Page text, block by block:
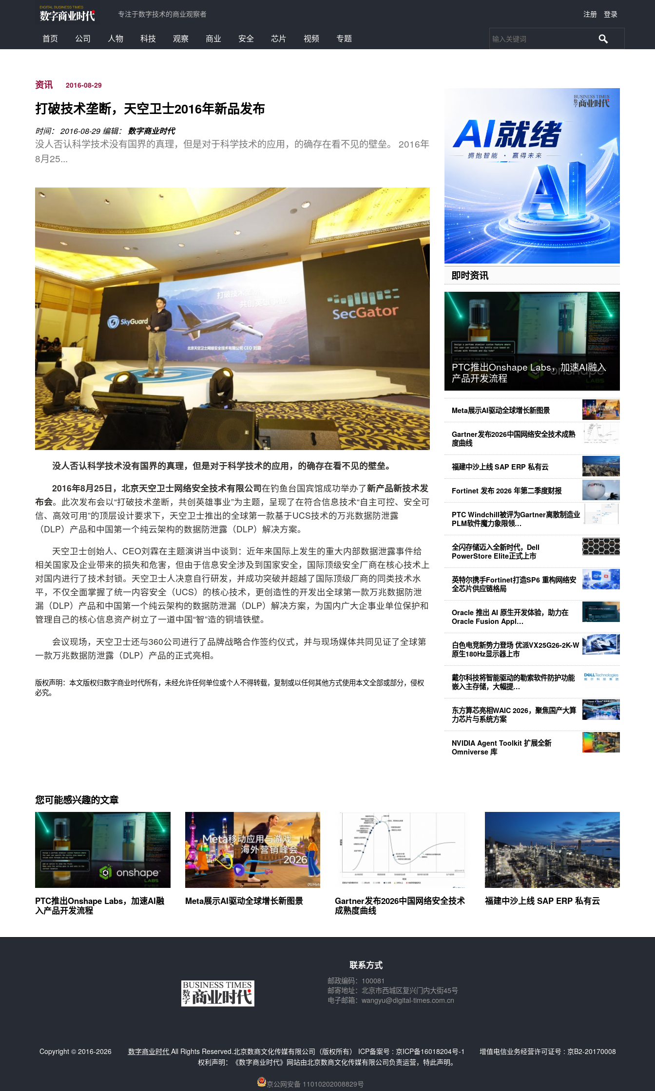
专注于数字技术的商业观察者 注册 登录
首页 公司 人物 科技 观察 商业 安全 芯片 视频 专题
资讯 2016-08-29
打破技术垄断，天空卫士2016年新品发布
时间： 2016-08-29编辑： 数字商业时代
没人否认科学技术没有国界的真理，但是对于科学技术的应用，的确存在看不见的壁垒。 2016年
8月25...
没人否认科学技术没有国界的真理，但是对于科学技术的应用，的确存在看不见的壁垒。
2016年8月25日，北京天空卫士网络安全技术有限公司在钓鱼台国宾馆成功举办了新产品新技术发
布会。此次发布会以“打破技术垄断，共创英雄事业”为主题，呈现了在符合信息技术“自主可控、安全可
信、高效可用”的顶层设计要求下，天空卫士推出的全球第一款基于UCS技术的万兆数据防泄露
（DLP）产品和中国第一个纯云架构的数据防泄露（DLP）解决方案。
天空卫士创始人、CEO刘霖在主题演讲当中谈到：近年来国际上发生的重大内部数据泄露事件给
相关国家及企业带来的损失和危害，但由于信息安全涉及到国家安全，国际顶级安全厂商在核心技术上
对国内进行了技术封锁。天空卫士人决意自行研发，并成功突破并超越了国际顶级厂商的同类技术水
平，不仅全面掌握了统一内容安全（UCS）的核心技术，更创造性的开发出全球第一款万兆数据防泄
漏（DLP）产品和中国第一个纯云架构的数据防泄漏（DLP）解决方案，为国内广大企事业单位保护和
管理自己的核心信息资产树立了一道中国“智”造的铜墙铁壁。
会议现场，天空卫士还与360公司进行了品牌战略合作签约仪式，并与现场媒体共同见证了全球第
一款万兆数据防泄露（DLP）产品的正式亮相。
版权声明：本文版权归数字商业时代所有，未经允许任何单位或个人不得转载，复制或以任何其他方式使用本文全部或部分，侵权
必究。
即时资讯
PTC推出Onshape Labs，加速AI融入
产品开发流程
Meta展示AI驱动全球增长新图景
Gartner发布2026中国网络安全技术成熟
度曲线
福建中沙上线 SAP ERP 私有云
Fortinet 发布 2026 年第二季度财报
PTC Windchill被评为Gartner离散制造业
PLM软件魔力象限领…
全闪存储迈入全新时代，Dell
PowerStore Elite正式上市
英特尔携手Fortinet打造SP6 重构网络安
全芯片供应链格局
Oracle 推出 AI 原生开发体验，助力在
Oracle Fusion Appl…
白色电竞新势力登场 优派VX25G26-2K-W
原生180Hz显示器上市
戴尔科技将智能驱动的勒索软件防护功能
嵌入主存储，大幅提…
东方算芯亮相WAIC 2026，聚焦国产大算
力芯片与系统方案
NVIDIA Agent Toolkit 扩展全新
Omniverse 库
您可能感兴趣的文章
PTC推出Onshape Labs，加速AI融
入产品开发流程
Meta展示AI驱动全球增长新图景
Gartner发布2026中国网络安全技术
成熟度曲线
福建中沙上线 SAP ERP 私有云
联系方式
邮政编码：100081
邮寄地址：北京市西城区复兴门内大街45号
电子邮箱：wangyu@digital-times.com.cn
Copyright © 2016-2026 数字商业时代 All Rights Reserved.北京数商文化传媒有限公司（版权所有） ICP备案号 : 京ICP备16018204号-1
增值电信业务经营许可证号 : 京B2-20170008
权利声明：《数字商业时代》网站由北京数商文化传媒有限公司负责运营，特此声明。
京公网安备 11010202008829号